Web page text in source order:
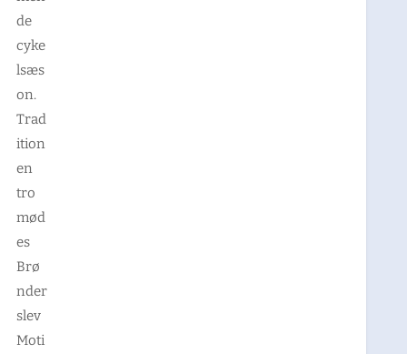
de
cyke
lsæs
on.
Trad
ition
en
tro
mød
es
Brø
nder
slev
Moti